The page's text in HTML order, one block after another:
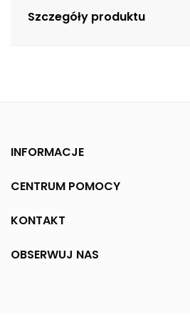
Szczegóły produktu
INFORMACJE
CENTRUM POMOCY
KONTAKT
OBSERWUJ NAS